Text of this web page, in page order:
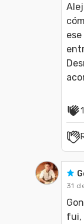
1
31
fui,